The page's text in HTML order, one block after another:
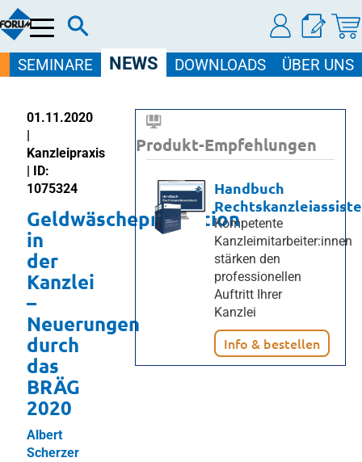
Menü
SEMINARE NEWS DOWNLOADS ÜBER UNS
01.11.2020
|
Kanzleipraxis
| ID:
1075324
Geldwäscheprävention
in
der
Kanzlei
–
Neuerungen
durch
das
BRÄG
2020
Albert
Scherzer
Produkt-Empfehlungen
Handbuch
Kompetente
Kanzleimitarbeiter:innen
stärken den
professionellen
Auftritt Ihrer
Kanzlei
Info & bestellen